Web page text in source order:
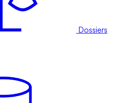
Dossiers